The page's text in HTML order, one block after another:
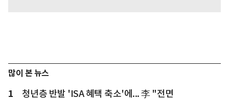
많이 본 뉴스
1
청년층 반발 'ISA 혜택 축소'에... 李 "전면